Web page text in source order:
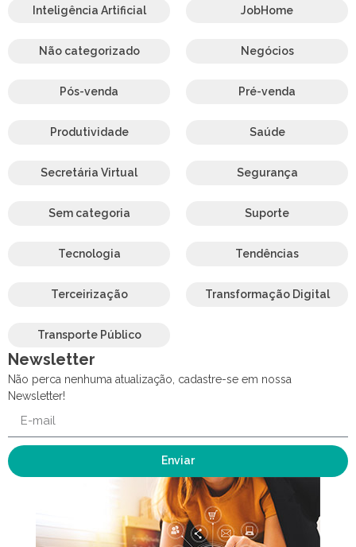
Inteligência Artificial JobHome
Não categorizado Negócios
Pós-venda Pré-venda
Produtividade Saúde
Secretária Virtual Segurança
Sem categoria Suporte
Tecnologia Tendências
Terceirização Transformação Digital
Transporte Público
Newsletter
Não perca nenhuma atualização, cadastre-se em nossa
Newsletter!
Enviar